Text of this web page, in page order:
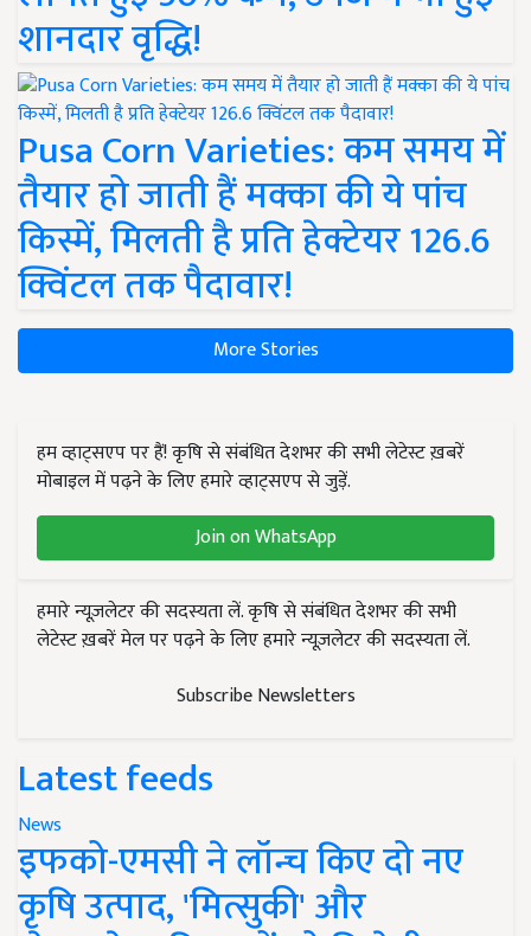
शानदार वृद्धि!
Pusa Corn Varieties: कम समय में
तैयार हो जाती हैं मक्का की ये पांच
किस्में, मिलती है प्रति हेक्टेयर 126.6
क्विंटल तक पैदावार!
More Stories
हम व्हाट्सएप पर हैं! कृषि से संबंधित देशभर की सभी लेटेस्ट ख़बरें
मोबाइल में पढ़ने के लिए हमारे व्हाट्सएप से जुड़ें.
Join on WhatsApp
हमारे न्यूज़लेटर की सदस्यता लें. कृषि से संबंधित देशभर की सभी
लेटेस्ट ख़बरें मेल पर पढ़ने के लिए हमारे न्यूज़लेटर की सदस्यता लें.
Subscribe Newsletters
Latest feeds
News
इफको-एमसी ने लॉन्च किए दो नए
कृषि उत्पाद, 'मित्सुकी' और